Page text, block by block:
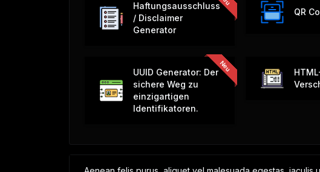
Haftungsausschluss
/ Disclaimer
Generator
QR
UUID Generator: Der
sichere Weg zu
einzigartigen
Identifikatoren.